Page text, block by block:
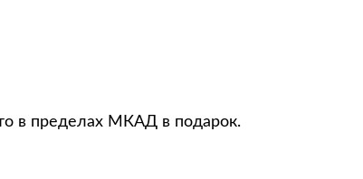
в пределах МКАД в подарок.